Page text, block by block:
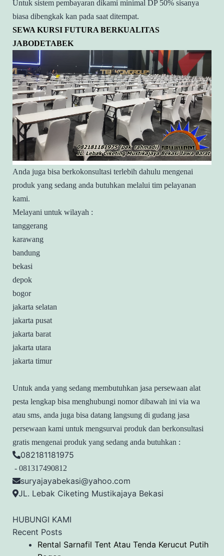
Untuk sistem pembayaran dikami minimal DP 50% sisanya
biasa dibengkak kan pada saat ditempat.
SEWA KURSI FUTURA BERKUALITAS
JABODETABEK
Anda juga bisa berkokonsultasi terlebih dahulu mengenai
produk yang sedang anda butuhkan melalui tim pelayanan
kami.
Melayani untuk wilayah :
tanggerang
karawang
bandung
bekasi
depok
bogor
jakarta selatan
jakarta pusat
jakarta barat
jakarta utara
jakarta timur
Untuk anda yang sedang membutuhkan jasa persewaan alat
pesta lengkap bisa menghubungi nomor dibawah ini via wa
atau sms, anda juga bisa datang langsung di gudang jasa
persewaan kami untuk mengsurvai produk dan berkonsultasi
gratis mengenai produk yang sedang anda butuhkan :
082181181975
- 081317490812
suryajayabekasi@yahoo.com
JL. Lebak Ciketing Mustikajaya Bekasi
HUBUNGI KAMI
Recent Posts
Rental Sarnafil Tent Atau Tenda Kerucut Putih